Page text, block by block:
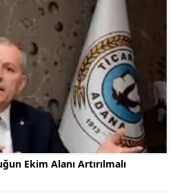
Ekim Alanı Artırılmalı